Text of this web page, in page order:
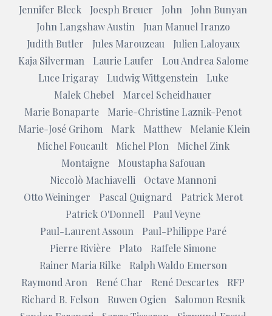
Jennifer Bleck
Joesph Breuer John
John Bunyan
John Langshaw Austin
Juan Manuel Iranzo
Judith Butler
Jules Marouzeau
Julien Laloyaux
Kaja Silverman
Laurie Laufer
Lou Andrea Salome
Luce Irigaray
Ludwig Wittgenstein
Luke
Malek Chebel
Marcel Scheidhauer
Marie Bonaparte
Marie-Christine Laznik-Penot
Marie-José Grihom
Mark Matthew
Melanie Klein
Michel Foucault
Michel Plon
Michel Zink
Montaigne
Moustapha Safouan
Niccolò Machiavelli
Octave Mannoni
Otto Weininger
Pascal Quignard
Patrick Merot
Patrick O'Donnell
Paul Veyne
Paul-Laurent Assoun
Paul-Philippe Paré
Pierre Rivière
Plato
Raffele Simone
Rainer Maria Rilke
Ralph Waldo Emerson
Raymond Aron
René Char René Descartes
RFP
Richard B. Felson
Ruwen Ogien
Salomon Resnik